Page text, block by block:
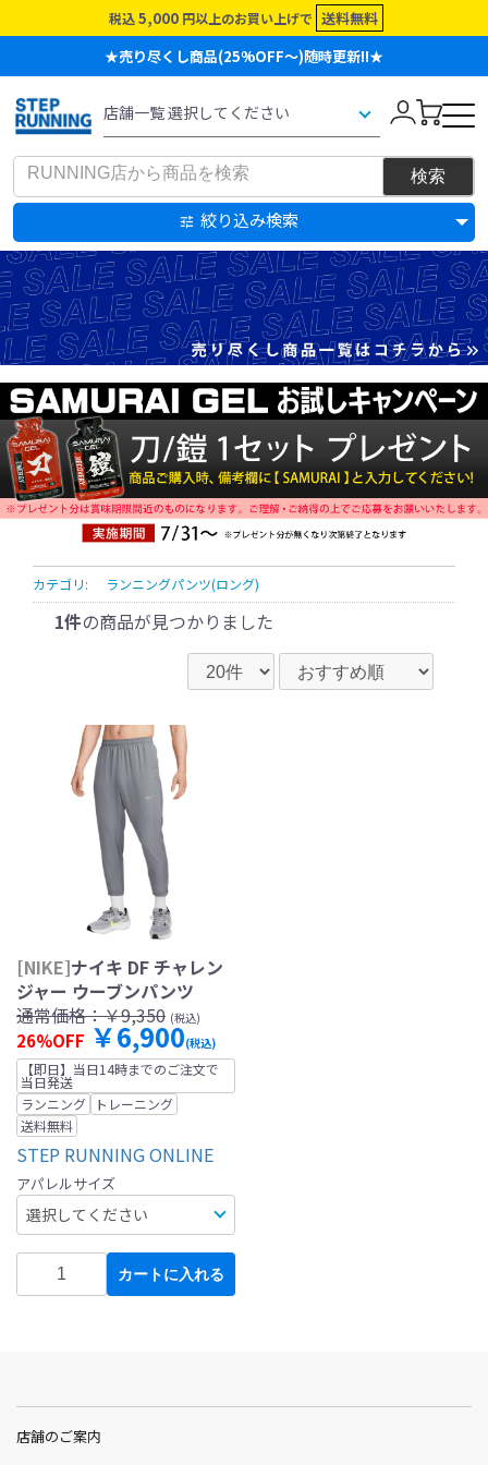
税込 5,000 円以上のお買い上げで 送料無料
★売り尽くし商品(25%OFF～)随時更新!!★
絞り込み検索
カテゴリ: ランニングパンツ(ロング)
1件の商品が見つかりました
[NIKE]ナイキ DF チャレン
ジャー ウーブンパンツ
通常価格：￥9,350 (税込)
26%OFF ￥6,900(税込)
【即日】当日14時までのご注文で
当日発送
ランニング
トレーニング
送料無料
STEP RUNNING ONLINE
アパレルサイズ
カートに入れる
店舗のご案内